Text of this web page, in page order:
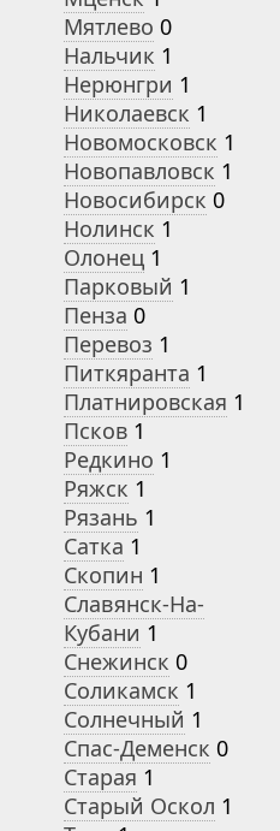
Мятлево 0
Нальчик 1
Нерюнгри 1
Николаевск 1
Новомосковск 1
Новопавловск 1
Новосибирск 0
Нолинск 1
Олонец 1
Парковый 1
Пенза 0
Перевоз 1
Питкяранта 1
Платнировская 1
Псков 1
Редкино 1
Ряжск 1
Рязань 1
Сатка 1
Скопин 1
Славянск-На-
Кубани 1
Снежинск 0
Соликамск 1
Солнечный 1
Спас-Деменск 0
Старая 1
Старый Оскол 1